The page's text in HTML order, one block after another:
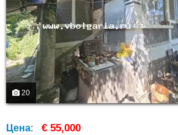
20
Цена: € 55,000